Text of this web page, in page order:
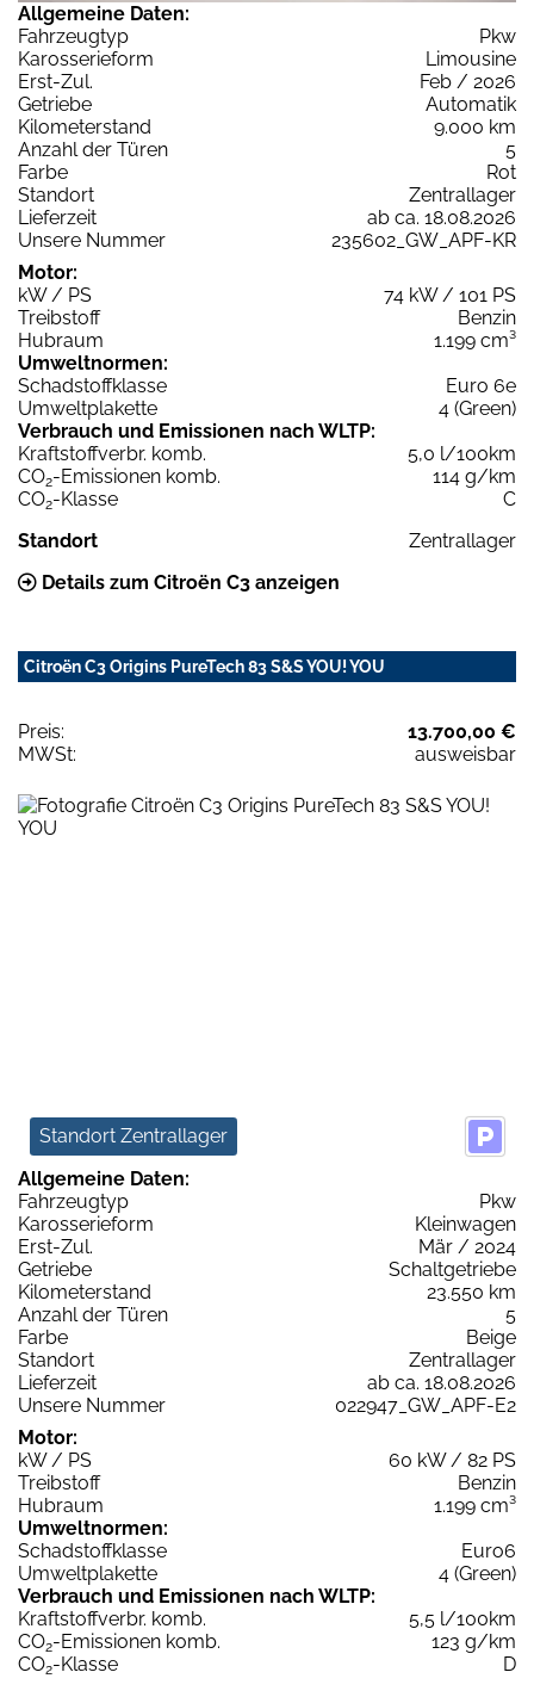
Allgemeine Daten:
Fahrzeugtyp
Pkw
Karosserieform
Limousine
Erst-Zul.
Feb / 2026
Getriebe
Automatik
Kilometerstand
9.000 km
Anzahl der Türen
5
Farbe
Rot
Standort
Zentrallager
Lieferzeit
ab ca. 18.08.2026
Unsere Nummer
235602_GW_APF-KR
Motor:
kW / PS
74 kW / 101 PS
Treibstoff
Benzin
Hubraum
1.199 cm³
Umweltnormen:
Schadstoffklasse
Euro 6e
Umweltplakette
4 (Green)
Verbrauch und Emissionen nach WLTP:
Kraftstoffverbr. komb.
5,0 l/100km
CO2-Emissionen komb.
114 g/km
CO2-Klasse
C
Standort
Zentrallager
Details zum Citroën C3 anzeigen
Citroën C3 Origins PureTech 83 S&S YOU! YOU
Preis:
13.700,00 €
MWSt:
ausweisbar
Standort Zentrallager
Allgemeine Daten:
Fahrzeugtyp
Pkw
Karosserieform
Kleinwagen
Erst-Zul.
Mär / 2024
Getriebe
Schaltgetriebe
Kilometerstand
23.550 km
Anzahl der Türen
5
Farbe
Beige
Standort
Zentrallager
Lieferzeit
ab ca. 18.08.2026
Unsere Nummer
022947_GW_APF-E2
Motor:
kW / PS
60 kW / 82 PS
Treibstoff
Benzin
Hubraum
1.199 cm³
Umweltnormen:
Schadstoffklasse
Euro6
Umweltplakette
4 (Green)
Verbrauch und Emissionen nach WLTP:
Kraftstoffverbr. komb.
5,5 l/100km
CO2-Emissionen komb.
123 g/km
CO2-Klasse
D